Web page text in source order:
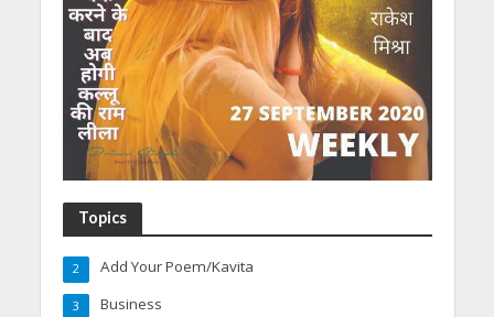
Topics
Add Your Poem/Kavita
2
Business
3